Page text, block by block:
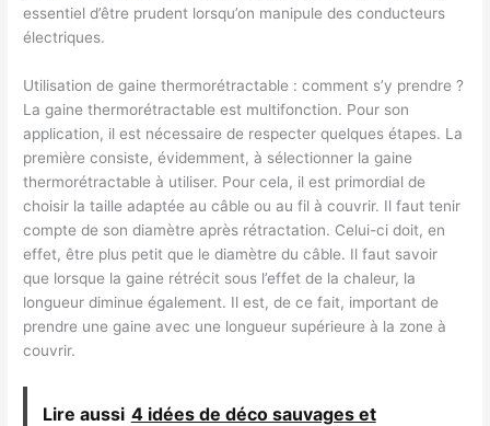
essentiel d’être prudent lorsqu’on manipule des conducteurs
électriques.
Utilisation de gaine thermorétractable : comment s’y prendre ?
La gaine thermorétractable est multifonction. Pour son
application, il est nécessaire de respecter quelques étapes. La
première consiste, évidemment, à sélectionner la gaine
thermorétractable à utiliser. Pour cela, il est primordial de
choisir la taille adaptée au câble ou au fil à couvrir. Il faut tenir
compte de son diamètre après rétractation. Celui-ci doit, en
effet, être plus petit que le diamètre du câble. Il faut savoir
que lorsque la gaine rétrécit sous l’effet de la chaleur, la
longueur diminue également. Il est, de ce fait, important de
prendre une gaine avec une longueur supérieure à la zone à
couvrir.
Lire aussi 4 idées de déco sauvages et